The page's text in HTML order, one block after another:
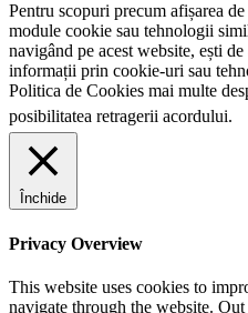
Pentru scopuri precum afișarea
module cookie sau tehnologii
navigând pe acest website, ești
informații prin cookie-uri sau
Politica de Cookies mai multe
posibilitatea retragerii acordului.
Închide
Privacy Overview
This website uses cookies to
navigate through the website.